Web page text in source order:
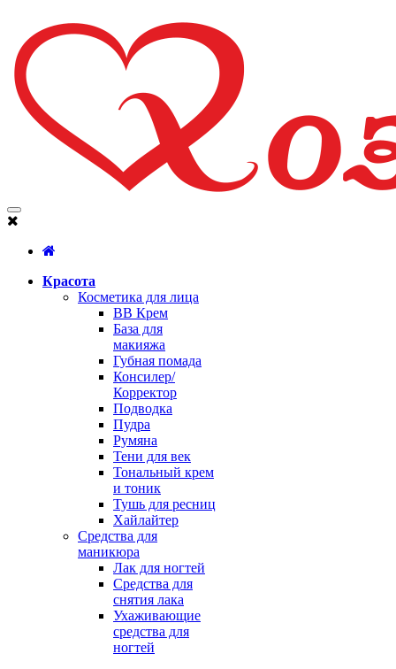
Красота
Косметика для лица
BB Крем
База для
макияжа
Губная помада
Консилер/
Корректор
Подводка
Пудра
Румяна
Тени для век
Тональный крем
и тоник
Тушь для ресниц
Хайлайтер
Средства для
маникюра
Лак для ногтей
Средства для
снятия лака
Ухаживающие
средства для
ногтей